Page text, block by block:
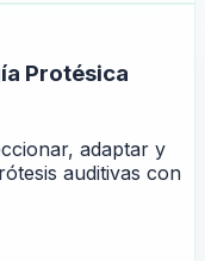
Protésica
adaptar y
auditivas con